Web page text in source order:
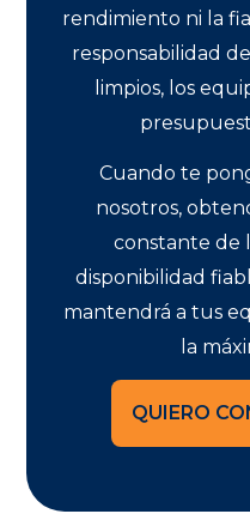
rendimiento ni la
responsabilidad
limpios, los
Cuando te
nosotros,
constante de
disponibilidad
mantendrá a tus
la
QUIERO